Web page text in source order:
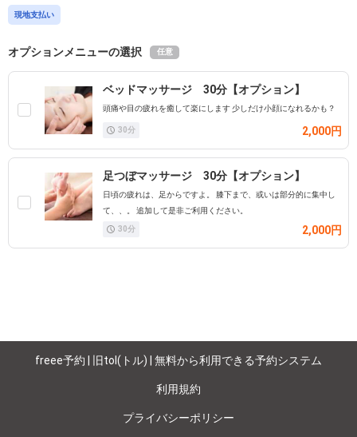
現地支払い
オプションメニューの選択 任意
ベッドマッサージ 30分【オプション】
頭痛や目の疲れを癒して楽にします 少しだけ小顔になれるかも？
30分 2,000円
足つぼマッサージ 30分【オプション】
日頃の疲れは、足からですよ。 膝下まで、或いは部分的に集中し
て、、。 追加して是非ご利用ください。
30分 2,000円
freee予約 | 旧tol(トル) | 無料から利用できる予約システム
利用規約
プライバシーポリシー